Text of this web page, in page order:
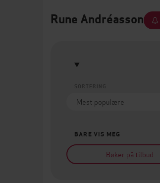
Rune Andréasson
BARE VIS MEG
Bøker på tilbud